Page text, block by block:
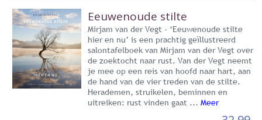
Eeuwenoude stilte
Mirjam van der Vegt - ‘Eeuwenoude stilte
hier en nu’ is een prachtig geïllustreerd
salontafelboek van Mirjam van der Vegt over
de zoektocht naar rust. Van der Vegt neemt
je mee op een reis van hoofd naar hart, aan
de hand van de vier treden van de stilte.
Herademen, struikelen, beminnen en
uitreiken: rust vinden gaat ... Meer